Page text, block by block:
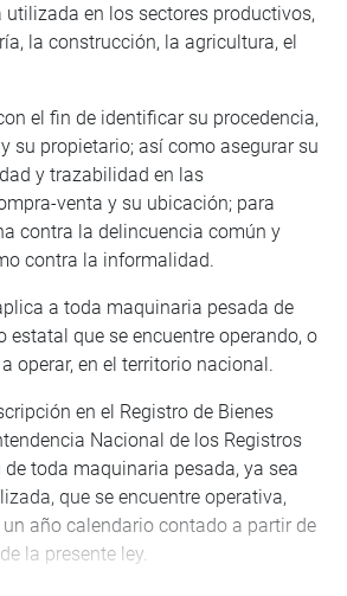
en los sectores productivos,
la construcción, la agricultura, el
el fin de identificar su procedencia,
su propietario; así como asegurar su
y trazabilidad en las
venta y su ubicación; para
contra la delincuencia común y
contra la informalidad.
a toda maquinaria pesada de
estatal que se encuentre operando, o
operar, en el territorio nacional.
en el Registro de Bienes
Nacional de los Registros
de toda maquinaria pesada, ya sea
que se encuentre operativa,
año calendario contado a partir de
la presente ley.